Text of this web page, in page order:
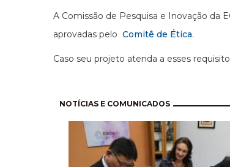
A Comissão de Pesquisa e Inovação da
aprovadas pelo Comitê de Ética.
Caso seu projeto atenda a esses
NOTÍCIAS E COMUNICADOS
Paginación